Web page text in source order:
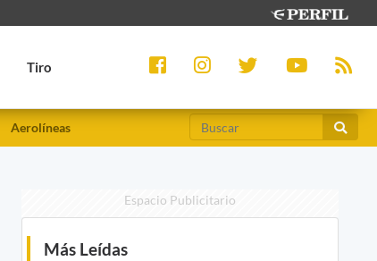
Tiro
Aerolíneas
Espacio Publicitario
Más Leídas